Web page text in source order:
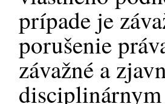
prípade je
porušenie
závažné a